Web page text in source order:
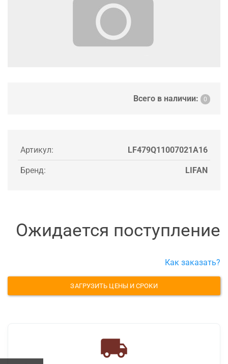
Всего в наличии: 0
Артикул: LF479Q11007021A16
Бренд: LIFAN
Ожидается поступление
Как заказать?
ЗАГРУЗИТЬ ЦЕНЫ И СРОКИ